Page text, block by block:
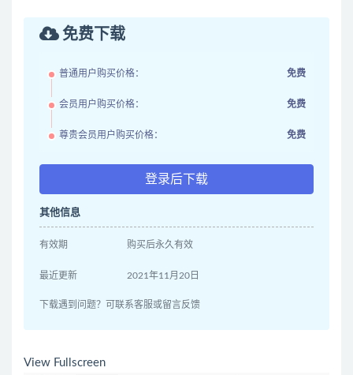
免费下载
普通用户购买价格： 免费
会员用户购买价格： 免费
尊贵会员用户购买价格： 免费
登录后下载
其他信息
有效期 购买后永久有效
最近更新 2021年11月20日
下载遇到问题？可联系客服或留言反馈
View Fullscreen